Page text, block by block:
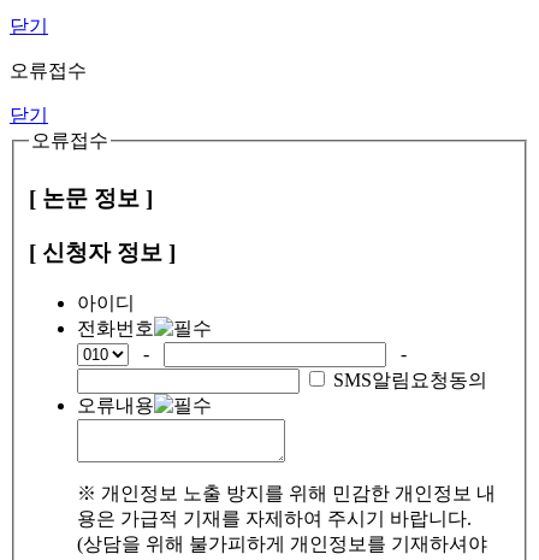
닫기
오류접수
닫기
오류접수
[ 논문 정보 ]
[ 신청자 정보 ]
아이디
전화번호
-
-
SMS알림요청동의
오류내용
※ 개인정보 노출 방지를 위해 민감한 개인정보 내
용은 가급적 기재를 자제하여 주시기 바랍니다.
(상담을 위해 불가피하게 개인정보를 기재하셔야